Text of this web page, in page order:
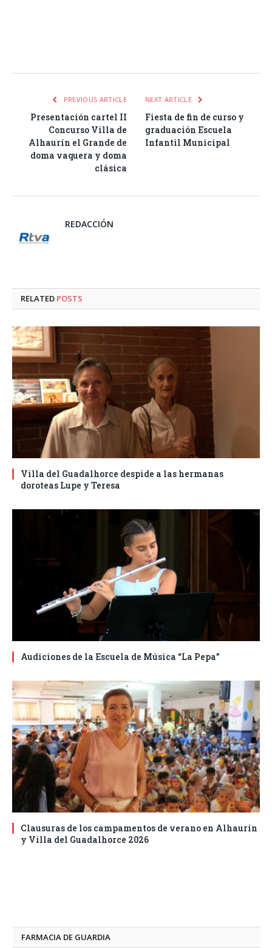
PREVIOUS ARTICLE
Presentación cartel II
Concurso Villa de
Alhaurín el Grande de
doma vaquera y doma
clásica
NEXT ARTICLE
Fiesta de fin de curso y
graduación Escuela
Infantil Municipal
REDACCIÓN
RELATED POSTS
Villa del Guadalhorce despide a las hermanas
doroteas Lupe y Teresa
Audiciones de la Escuela de Música “La Pepa”
Clausuras de los campamentos de verano en Alhaurín
y Villa del Guadalhorce 2026
FARMACIA DE GUARDIA